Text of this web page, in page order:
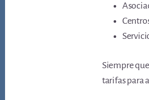
Siempre
tarifas para